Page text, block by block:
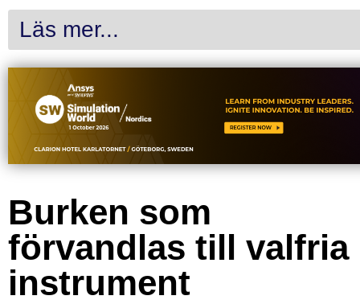
Läs mer...
Burken som
förvandlas till valfria
instrument